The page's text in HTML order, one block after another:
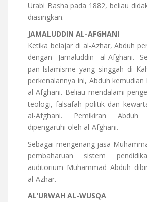
Urabi Basha pada 1882, beliau
diasingkan.
JAMALUDDIN AL-AFGHANI
Ketika belajar di al-Azhar, Abduh
dengan Jamaluddin al-Afghani.
pan-Islamisme yang singgah di
perkenalannya ini, Abduh
al-Afghani. Beliau mendalami
teologi, falsafah politik dan
al-Afghani. Pemikiran
dipengaruhi oleh al-Afghani.
Sebagai mengenang jasa
pembaharuan sistem
auditorium Muhammad Abduh
al-Azhar.
AL’URWAH AL-WUSQA